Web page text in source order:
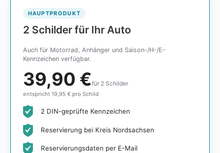
HAUPTPRODUKT
2 Schilder für Ihr Auto
Auch für Motorrad, Anhänger und Saison-/H-/E-
Kennzeichen verfügbar.
39,90 €für 2 Schilder
entspricht 19,95 € pro Schild
2 DIN-geprüfte Kennzeichen
Reservierung bei Kreis Nordsachsen
Reservierungsdaten per E-Mail